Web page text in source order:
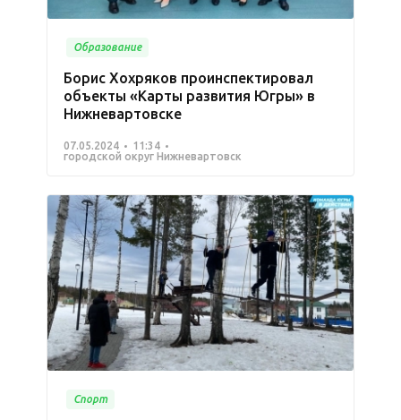
Образование
Борис Хохряков проинспектировал
объекты «Карты развития Югры» в
Нижневартовске
07.05.2024
11:34
городской округ Нижневартовск
Спорт